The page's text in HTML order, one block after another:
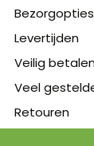
Levertijden
Veilig
Veel
Retouren